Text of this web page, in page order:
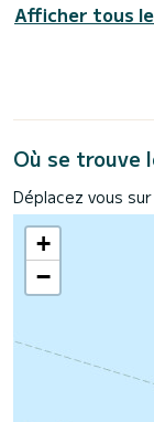
Afficher tous
Où se trouve
Déplacez vous
+
−